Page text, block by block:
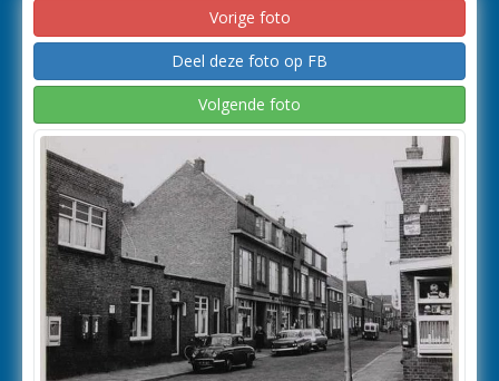
Vorige foto
Deel deze foto op FB
Volgende foto